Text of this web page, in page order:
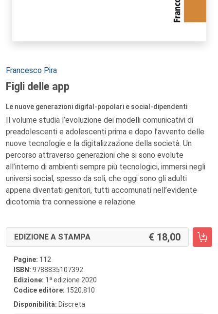
Autori:
Francesco Pira
Figli delle app
Le nuove generazioni digital-popolari e social-dipendenti
Il volume studia l’evoluzione dei modelli comunicativi di
preadolescenti e adolescenti prima e dopo l’avvento delle
nuove tecnologie e la digitalizzazione della società. Un
percorso attraverso generazioni che si sono evolute
all’interno di ambienti sempre più tecnologici, immersi negli
universi social, spesso da soli, che oggi sono gli adulti
appena diventati genitori, tutti accomunati nell’evidente
dicotomia tra connessione e relazione.
EDIZIONE A STAMPA 18,00
Pagine: 112
ISBN: 9788835107392
Edizione: 1 a edizione 2020
Codice editore: 1520.810
Disponibilità: Discreta